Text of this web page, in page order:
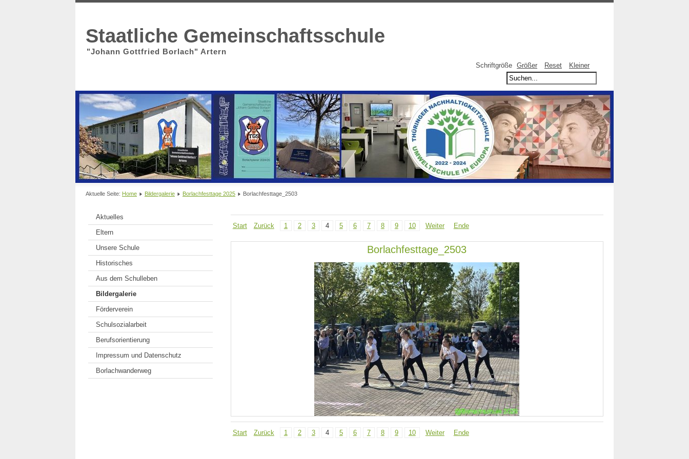
Staatliche Gemeinschaftsschule
"Johann Gottfried Borlach" Artern
Schriftgröße Größer Reset Kleiner
Aktuelle Seite: Home Bildergalerie Borlachfesttage 2025 Borlachfesttage_2503
Aktuelles
Eltern
Unsere Schule
Historisches
Aus dem Schulleben
Bildergalerie
Förderverein
Schulsozialarbeit
Berufsorientierung
Impressum und Datenschutz
Borlachwanderweg
Start Zurück 1 2 3 4 5 6 7 8 9 10 Weiter Ende
Borlachfesttage_2503
Start Zurück 1 2 3 4 5 6 7 8 9 10 Weiter Ende